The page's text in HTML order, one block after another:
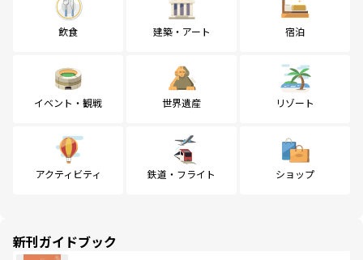
飲食 建築・アート 宿泊
イベント・観戦 世界遺産 リゾート
アクティビティ 鉄道・フライト ショップ
新刊ガイドブック